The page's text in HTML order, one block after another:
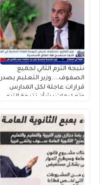
نتيجة الترم الثاني لجميع
الصفوف....وزير التعليم يصدر
قرارات عاجلة لكل المدارس
وتعليمات بشأن نتيجة الترم